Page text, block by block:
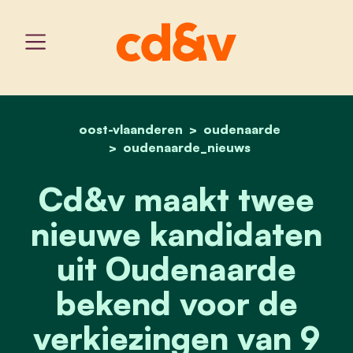
home
oost-vlaanderen
oudenaarde
oudenaarde_nieuws
cd&v maakt twee
Cd&v maakt twee
nieuwe kandidaten
uit Oudenaarde
bekend voor de
verkiezingen van 9